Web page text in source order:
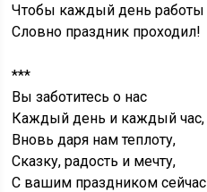
Чтобы каждый день работы
Словно праздник проходил!
***
Вы заботитесь о нас
Каждый день и каждый час,
Вновь даря нам теплоту,
Сказку, радость и мечту,
С вашим праздником сейчас